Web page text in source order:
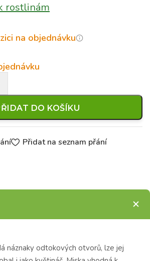
rostlinám
na objednávku
DO KOŠÍKU
Přidat na seznam přání
náznaky odtokových otvorů, lze jej